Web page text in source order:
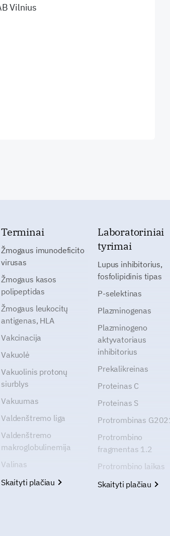
Vilnius
Terminai
Žmogaus imunodeficito
virusas
Žmogaus kasos
polipeptidas
Žmogaus leukocitų
antigenas, HLA
Vakcinacija
Vakuolė
Vakuolinis protonų
siurblys
Vakuumas
Valdenštremo liga
Valdenštremo
makroglobulinemija
Valinas
Skaityti plačiau
Laboratoriniai
tyrimai
Lupus inhibitorius,
fosfolipidinis tipas
P-selektinas
Plazminogenas
Plazminogeno
aktyvatoriaus
inhibitorius
Prekalikreinas
Proteinas C
Proteinas S
Protrombinas
Protrombino
fragmentas 1.2
Protrombino laikas
Skaityti plačiau